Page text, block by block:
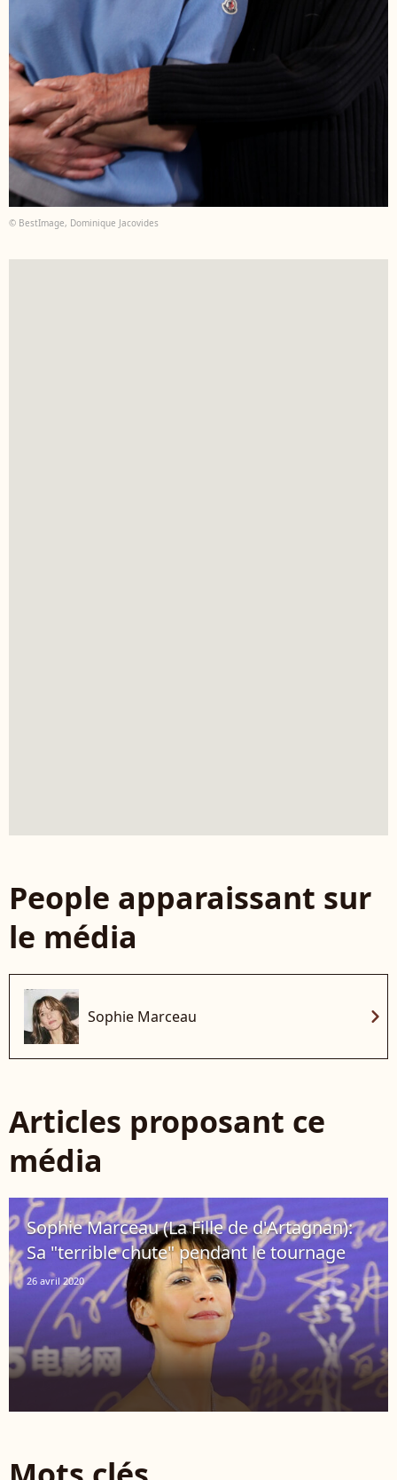
© BestImage, Dominique Jacovides
People apparaissant sur
le média
Sophie Marceau chevron_right
Articles proposant ce
média
Sophie Marceau (La Fille de d'Artagnan):
Sa "terrible chute" pendant le tournage
26 avril 2020